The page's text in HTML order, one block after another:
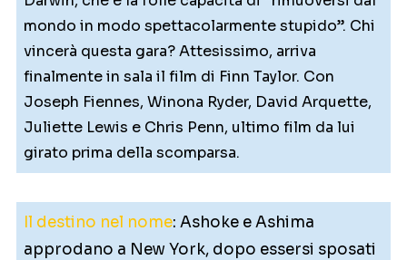
mondo in modo spettacolarmente stupido”. Chi
vincerà questa gara? Attesissimo, arriva
finalmente in sala il film di Finn Taylor. Con
Joseph Fiennes, Winona Ryder, David Arquette,
Juliette Lewis e Chris Penn, ultimo film da lui
girato prima della scomparsa.
Il destino nel nome: Ashoke e Ashima
approdano a New York, dopo essersi sposati